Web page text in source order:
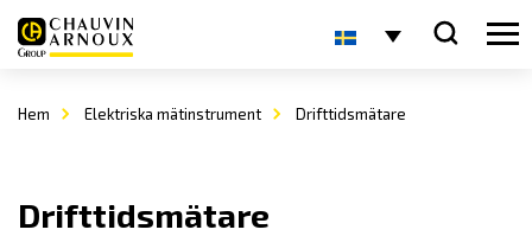
Hem Elektriska mätinstrument Drifttidsmätare
Drifttidsmätare